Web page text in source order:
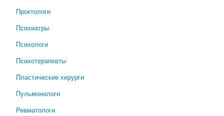
Проктологи
Психиатры
Психологи
Психотерапевты
Пластические хирурги
Пульмонологи
Ревматологи